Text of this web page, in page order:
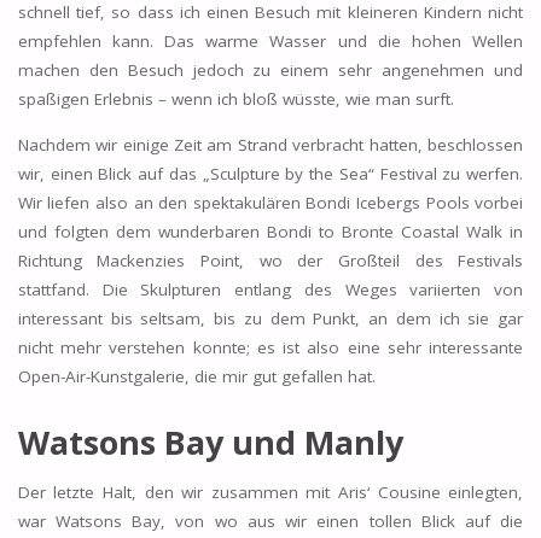
schnell tief, so dass ich einen Besuch mit kleineren Kindern nicht
empfehlen kann. Das warme Wasser und die hohen Wellen
machen den Besuch jedoch zu einem sehr angenehmen und
spaßigen Erlebnis – wenn ich bloß wüsste, wie man surft.
Nachdem wir einige Zeit am Strand verbracht hatten, beschlossen
wir, einen Blick auf das „Sculpture by the Sea“ Festival zu werfen.
Wir liefen also an den spektakulären Bondi Icebergs Pools vorbei
und folgten dem wunderbaren Bondi to Bronte Coastal Walk in
Richtung Mackenzies Point, wo der Großteil des Festivals
stattfand. Die Skulpturen entlang des Weges variierten von
interessant bis seltsam, bis zu dem Punkt, an dem ich sie gar
nicht mehr verstehen konnte; es ist also eine sehr interessante
Open-Air-Kunstgalerie, die mir gut gefallen hat.
Watsons Bay und Manly
Der letzte Halt, den wir zusammen mit Aris‘ Cousine einlegten,
war Watsons Bay, von wo aus wir einen tollen Blick auf die